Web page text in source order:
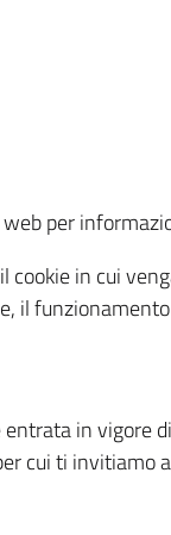
per
in cui
il
in vigore
cui ti invitiamo